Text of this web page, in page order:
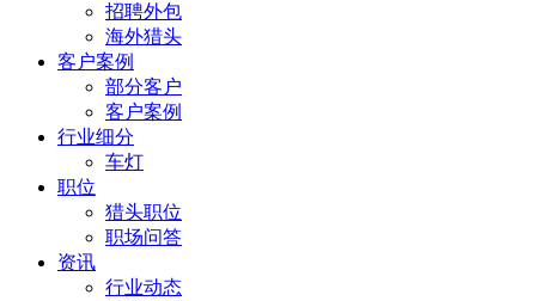
招聘外包
海外猎头
客户案例
部分客户
客户案例
行业细分
车灯
职位
猎头职位
职场问答
资讯
行业动态